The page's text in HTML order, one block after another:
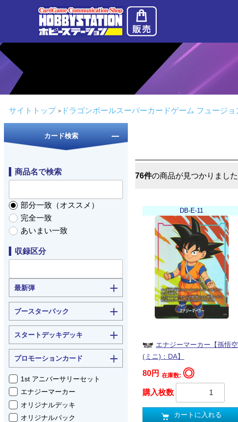
サイトトップ ドラゴンボールスーパーカードゲーム フュージ
カード検索
商品名で検索
部分一致（オススメ）
完全一致
あいまい一致
収録区分
最新弾
ブースターパック
スタートデッキデッキ
プロモーションカード
1st アニバーサリーセット
エナジーマーカー
オリジナルデッキ
オリジナルパック
76件の商品が見つかりました
DB-E-11
エナジーマーカー【孫悟空
(ミニ)：DA】
80円 在庫数: ◎
購入枚数
カートに入れる